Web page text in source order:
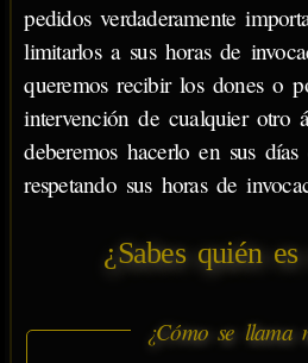
pedidos verdaderamente
limitarlos a sus horas de
queremos recibir los dones o
intervención de cualquier otro
deberemos hacerlo en sus
respetando sus horas de
¿Sabes quién
¿Cómo se llama